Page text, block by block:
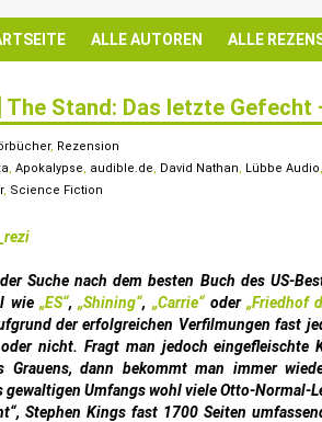
ALLE AUTOREN ALLE
The Stand: Das letzte Gefecht
, Rezension
, Apokalypse, audible.de, David Nathan, Lübbe Audio
, Science Fiction
Suche nach dem besten Buch des US-
wie „ES“,„Shining“, „Carrie“oder„Friedhof
der erfolgreichen Verfilmungen fast
nicht. Fragt man jedoch eingefleischte
Grauens, dann bekommt man immer
gewaltigen Umfangs wohl viele Otto-Normal-
Stephen Kings fast 1700 Seiten